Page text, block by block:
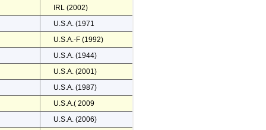
IRL (2002)
U.S.A. (1971
U.S.A.-F (1992)
U.S.A. (1944)
U.S.A. (2001)
U.S.A. (1987)
U.S.A.( 2009
U.S.A. (2006)